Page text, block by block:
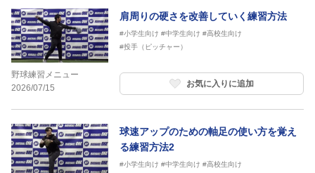
野球練習メニュー
2026/07/15
肩周りの硬さを改善していく練習方法
#小学生向け #中学生向け #高校生向け
#投手（ピッチャー）
お気に入りに追加
球速アップのための軸足の使い方を覚え
る練習方法2
#小学生向け #中学生向け #高校生向け